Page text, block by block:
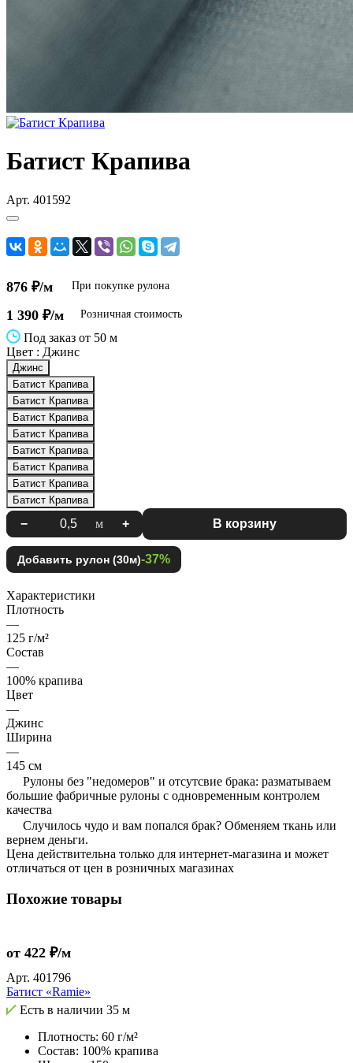
Батист Крапива
Арт. 401592
876 ₽/м При покупке рулона
1 390 ₽/м Розничная стоимость
Под заказ от 50 м
Цвет : Джинс
Джинс
Батист Крапива
Батист Крапива
Батист Крапива
Батист Крапива
Батист Крапива
Батист Крапива
Батист Крапива
Батист Крапива
− м + В корзину
Добавить рулон (30м)-37%
Характеристики
Плотность
—
125 г/м²
Состав
—
100% крапива
Цвет
—
Джинс
Ширина
—
145 см
Рулоны без "недомеров" и отсутсвие брака: разматываем
большие фабричные рулоны с одновременным контролем
качества
Случилось чудо и вам попался брак? Обменяем ткань или
вернем деньги.
Цена действительна только для интернет-магазина и может
отличаться от цен в розничных магазинах
Похожие товары
от 422 ₽/м
Арт. 401796
Батист «Ramie»
Есть в наличии 35 м
Плотность: 60 г/м²
Состав: 100% крапива